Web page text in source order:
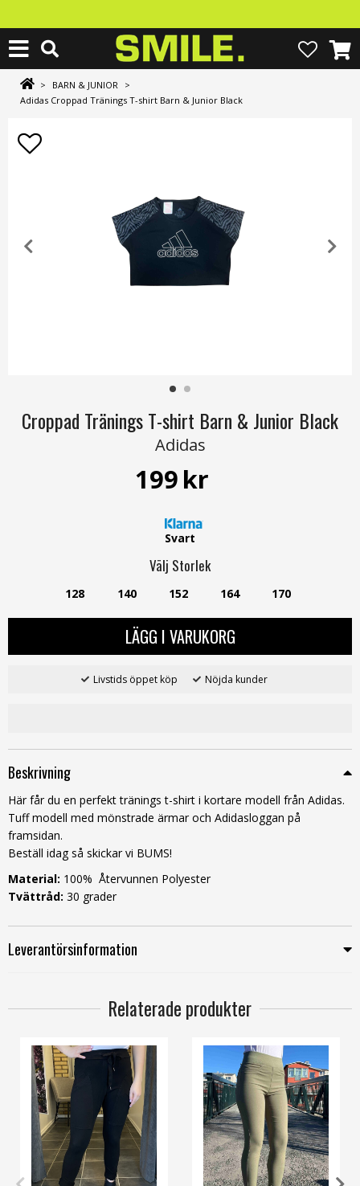
> BARN & JUNIOR >
Adidas Croppad Tränings T-shirt Barn & Junior Black
Croppad Tränings T-shirt Barn & Junior Black
Adidas
199kr
Svart
Välj Storlek
128 140 152 164 170
LÄGG I VARUKORG
Livstids öppet köp Nöjda kunder
Beskrivning
Här får du en perfekt tränings t-shirt i kortare modell från Adidas.
Tuff modell med mönstrade ärmar och Adidasloggan på
framsidan.
Beställ idag så skickar vi BUMS!
Material: 100% Återvunnen Polyester
Tvättråd: 30 grader
Leverantörsinformation
Relaterade produkter